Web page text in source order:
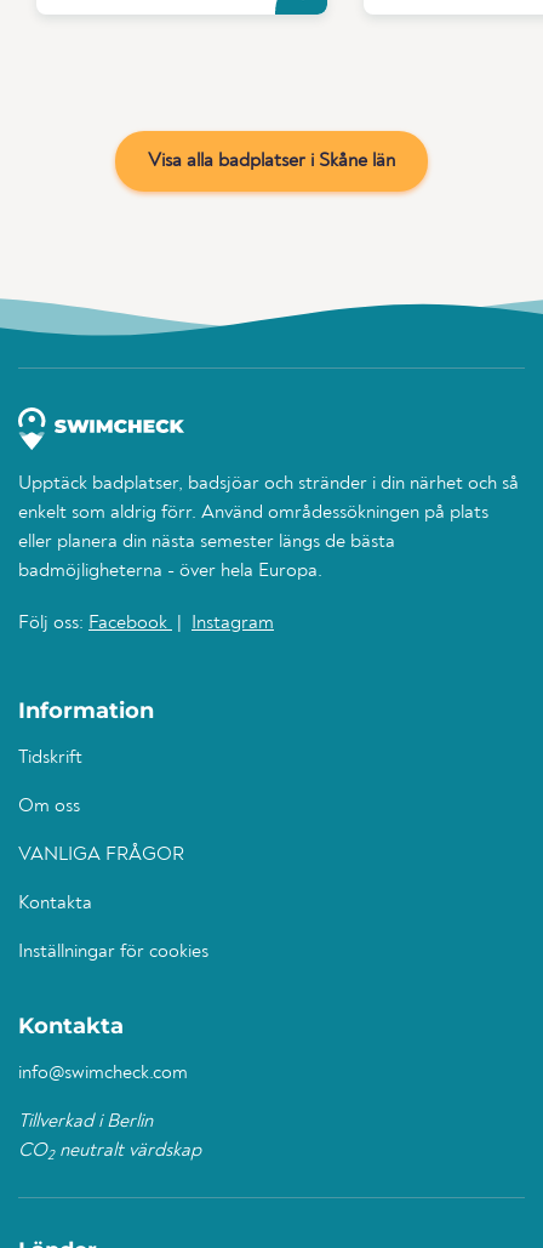
Visa alla badplatser i Skåne län
Upptäck badplatser, badsjöar och stränder i din närhet och så
enkelt som aldrig förr. Använd områdessökningen på plats
eller planera din nästa semester längs de bästa
badmöjligheterna - över hela Europa.
Följ oss: Facebook Instagram
Information
Tidskrift
Om oss
VANLIGA FRÅGOR
Kontakta
Inställningar för cookies
Kontakta
info@swimcheck.com
Tillverkad i Berlin
CO2neutralt värdskap